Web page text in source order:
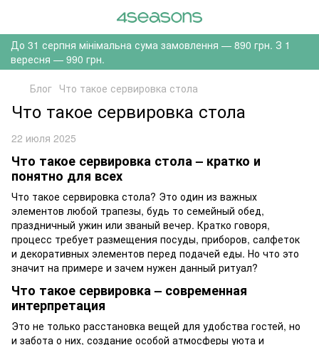
До 31 серпня мінімальна сума замовлення — 890 грн. З 1
вересня — 990 грн.
Блог Что такое сервировка стола
Что такое сервировка стола
22 июля 2025
Что такое сервировка стола – кратко и
понятно для всех
Что такое сервировка стола? Это один из важных
элементов любой трапезы, будь то семейный обед,
праздничный ужин или званый вечер. Кратко говоря,
процесс требует размещения посуды, приборов, салфеток
и декоративных элементов перед подачей еды. Но что это
значит на примере и зачем нужен данный ритуал?
Что такое сервировка – современная
интерпретация
Это не только расстановка вещей для удобства гостей, но
и забота о них, создание особой атмосферы уюта и